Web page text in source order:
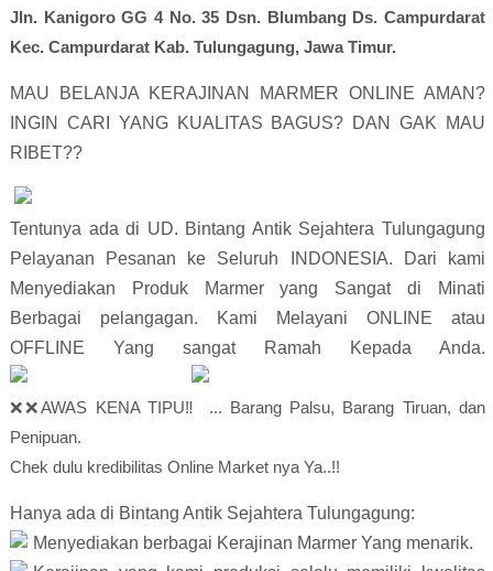
Jln. Kanigoro GG 4 No. 35 Dsn. Blumbang Ds. Campurdarat
Kec. Campurdarat Kab. Tulungagung, Jawa Timur.
MAU BELANJA KERAJINAN MARMER ONLINE AMAN?
INGIN CARI YANG KUALITAS BAGUS? DAN GAK MAU
RIBET??
Tentunya ada di UD. Bintang Antik Sejahtera Tulungagung
Pelayanan Pesanan ke Seluruh INDONESIA. Dari kami
Menyediakan Produk Marmer yang Sangat di Minati
Berbagai pelangagan. Kami Melayani ONLINE atau
❌❌AWAS KENA TIPU‼️ ... Barang Palsu, Barang Tiruan, dan
Penipuan.
Chek dulu kredibilitas Online Market nya Ya..!!
Hanya ada di Bintang Antik Sejahtera Tulungagung:
Menyediakan berbagai Kerajinan Marmer Yang menarik.